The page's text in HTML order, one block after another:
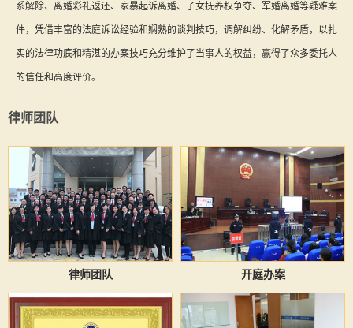
系解除、离婚彩礼返还、家暴起诉离婚、子女抚养权争夺、军婚离婚等疑难案
件，凭借丰富的法庭诉讼经验和娴熟的谈判技巧，调解纠纷、化解矛盾，以扎
实的法律功底和精湛的办案技巧充分维护了当事人的权益，赢得了众多委托人
的信任和高度评价。
律师团队
律师团队 开庭办案